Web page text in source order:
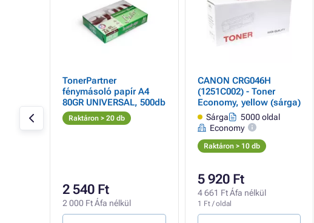
TonerPartner
fénymásoló papír A4
80GR UNIVERSAL, 500db
Raktáron > 20 db
2 540 Ft
2 000 Ft Áfa nélkül
CANON CRG046H
(1251C002) - Toner
Economy, yellow (sárga)
Sárga
5000 oldal
Economy
Raktáron > 10 db
5 920 Ft
4 661 Ft Áfa nélkül
1 Ft / oldal